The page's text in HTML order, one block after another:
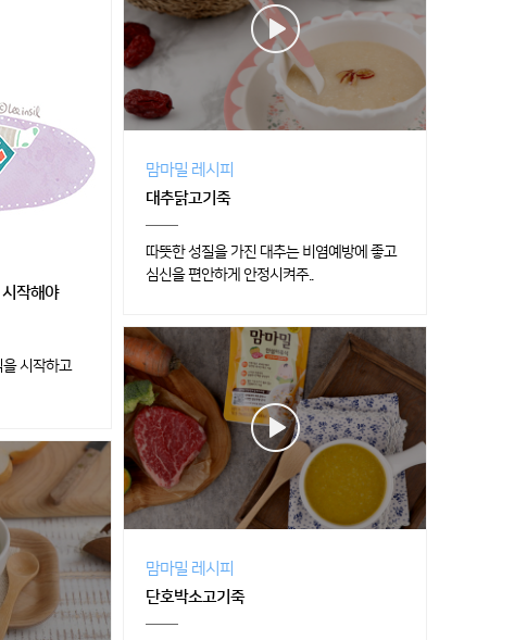
작해야
시작하고
맘마밀 레시피
대추닭고기죽
따뜻한 성질을 가진 대추는 비염예방에 좋고
심신을 편안하게 안정시켜주..
맘마밀 레시피
단호박소고기죽